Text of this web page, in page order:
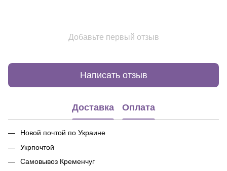
Добавьте первый отзыв
Написать отзыв
Доставка Оплата
Новой почтой по Украине
Укрпочтой
Самовывоз Кременчуг